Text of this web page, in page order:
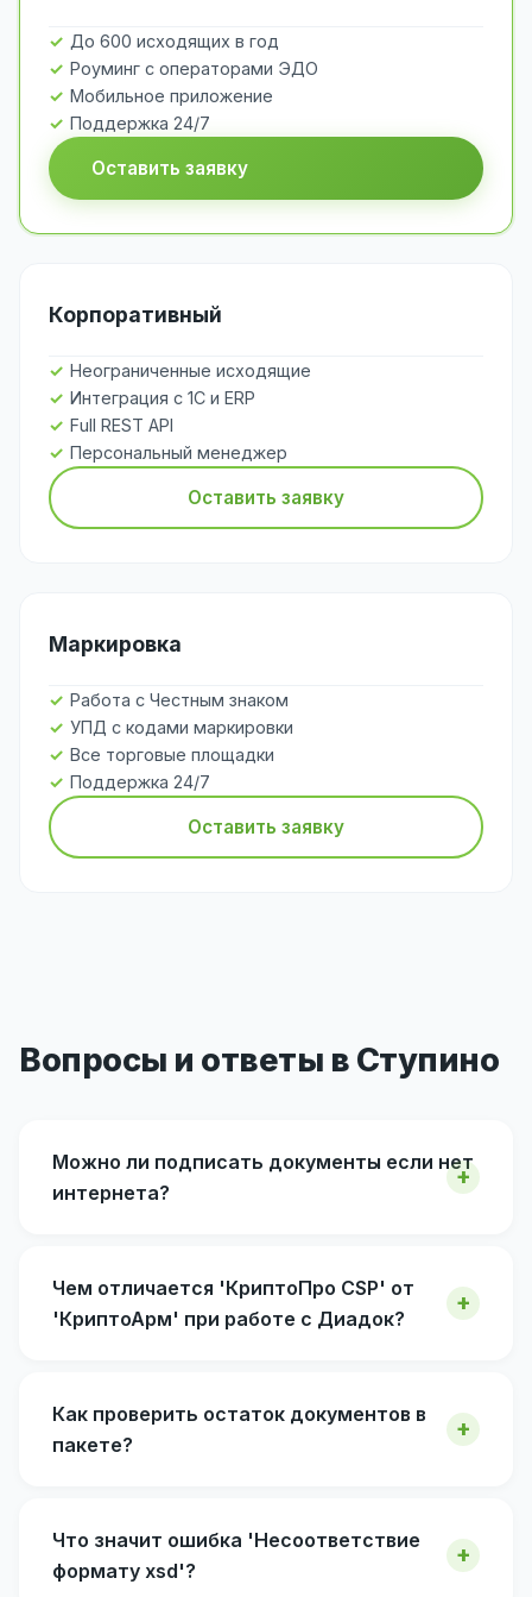
До 600 исходящих в год
Роуминг с операторами ЭДО
Мобильное приложение
Поддержка 24/7
Оставить заявку
Корпоративный
Неограниченные исходящие
Интеграция с 1С и ERP
Full REST API
Персональный менеджер
Оставить заявку
Маркировка
Работа с Честным знаком
УПД с кодами маркировки
Все торговые площадки
Поддержка 24/7
Оставить заявку
Вопросы и ответы в Ступино
Можно ли подписать документы если нет
интернета?
Чем отличается 'КриптоПро CSP' от
'КриптоАрм' при работе с Диадок?
Как проверить остаток документов в
пакете?
Что значит ошибка 'Несоответствие
формату xsd'?